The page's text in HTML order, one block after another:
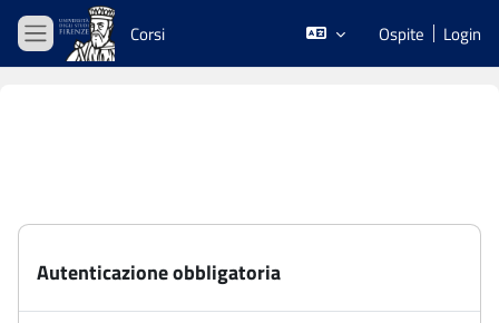
Vai al contenuto principale
Pannello laterale
Corsi Ospite Login
Autenticazione obbligatoria